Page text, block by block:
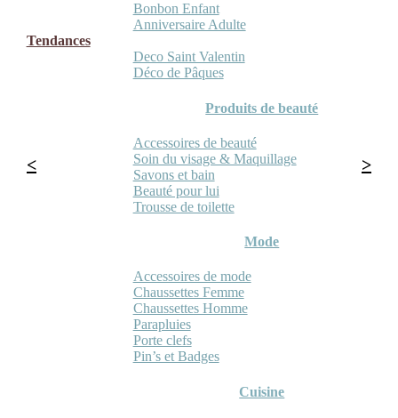
Bonbon Enfant
Anniversaire Adulte
Tendances
Deco Saint Valentin
Déco de Pâques
Produits de beauté
Accessoires de beauté
Soin du visage & Maquillage
Savons et bain
Beauté pour lui
Trousse de toilette
Mode
Accessoires de mode
Chaussettes Femme
Chaussettes Homme
Parapluies
Porte clefs
Pin’s et Badges
Cuisine